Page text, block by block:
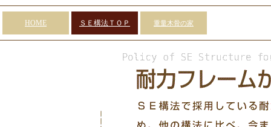
HOME ＳＥ構法ＴＯＰ 重量木骨の家